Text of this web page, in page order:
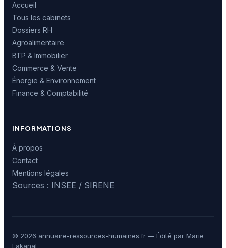
Accueil
Tous les cabinets
Dossiers RH
Agroalimentaire
BTP & Immobilier
Commerce & Vente
Énergie & Environnement
Finance & Comptabilité
INFORMATIONS
À propos
Contact
Mentions légales
Sources : INSEE / SIRENE
© 2026 annuaire-ressources-humaines.fr — Édité par Marie
Lakanal